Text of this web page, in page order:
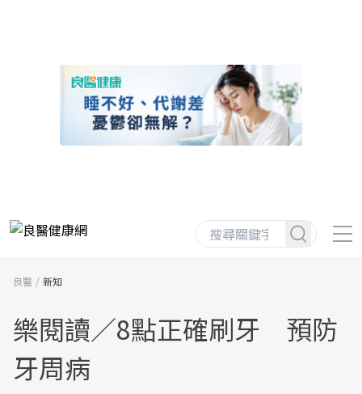
良醫 新知
樂閱讀／8點正確刷牙 預防
牙周病